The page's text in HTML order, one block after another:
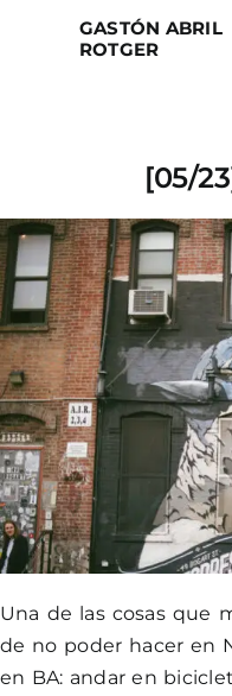
GASTÓN ABRIL
ROTGER
Blog
About
Search
for:
[05/
Una de las cosas que
de no poder hacer en
en BA: andar en